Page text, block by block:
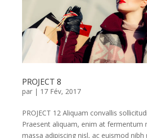
PROJECT 8
par | 17 Fév, 2017
PROJECT 12 Aliquam convallis
Praesent aliquam, enim at fermentum
massa adipiscing nisl, ac euismod nibh